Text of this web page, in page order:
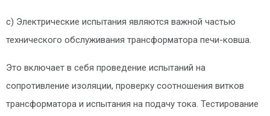
c) Электрические испытания являются важной частью
технического обслуживания трансформатора печи-ковша.
Это включает в себя проведение испытаний на
сопротивление изоляции, проверку соотношения витков
трансформатора и испытания на подачу тока. Тестирование